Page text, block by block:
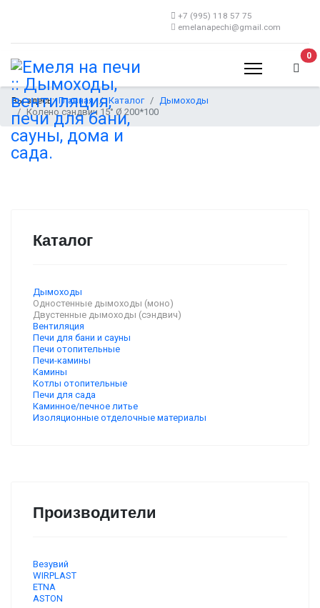
+7 (995) 118 57 75
emelanapechi@gmail.com
0В
Вы здесь:Главная Каталог
Дымоходы
Колено сэндвич 15° Ø 200*100
Каталог
Дымоходы
Одностенные дымоходы (моно)
Двустенные дымоходы (сэндвич)
Вентиляция
Печи для бани и сауны
Печи отопительные
Печи-камины
Камины
Котлы отопительные
Печи для сада
Каминное/печное литье
Изоляционные отделочные материалы
Производители
Везувий
WIRPLAST
ETNA
ASTON